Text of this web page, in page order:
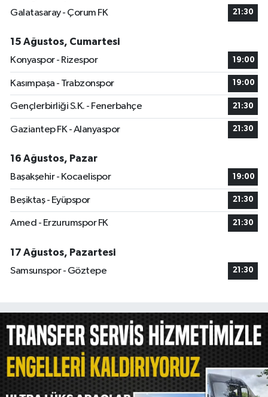
Galatasaray - Çorum FK
21:30
15 Ağustos, Cumartesi
Konyaspor - Rizespor
19:00
Kasımpaşa - Trabzonspor 19:00
Gençlerbirliği S.K. - Fenerbahçe 21:30
Gaziantep FK - Alanyaspor 21:30
16 Ağustos, Pazar
Başakşehir - Kocaelispor
19:00
Beşiktaş - Eyüpspor 21:30
Amed - Erzurumspor FK 21:30
17 Ağustos, Pazartesi
Samsunspor - Göztepe
21:30